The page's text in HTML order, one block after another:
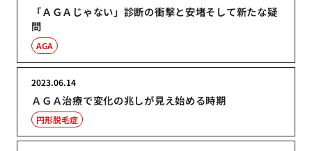
「ＡＧＡじゃない」診断の衝撃と安堵そして新たな疑
問
AGA
ＡＧＡ治療で変化の兆しが見え始める時期
2023.06.14
円形脱毛症